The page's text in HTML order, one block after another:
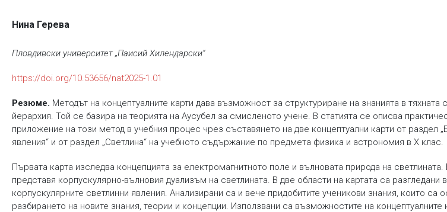
Нина Герева
Пловдивски университет „Паисий Хилендарски“
https://doi.org/10.53656/nat2025-1.01
Резюме. Методът на концептуалните карти дава възможност за структуриране на знанията в тяхната
йерархия. Той се базира на теорията на Аусубел за смисленото учене. В статията се описва
приложение на този метод в учебния процес чрез съставянето на две концептуални карти от раздел
явления“ и от раздел „Светлина“ на учебното съдържание по предмета физика и астрономия в Х клас.
Първата карта изследва концепцията за електромагнитното поле и вълновата природа на светлината.
представя корпускулярно-вълновия дуализъм на светлината. В две области на картата са разгледани
корпускулярните светлинни явления. Анализирани са и вече придобитите ученикови знания, които са
разбирането на новите знания, теории и концепции. Използвани са възможностите на концептуалните